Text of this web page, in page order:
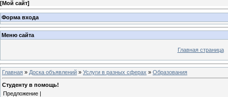
[Мой сайт]
Форма входа
Меню сайта
Главная страница
Главная » Доска объявлений » Услуги в разных сферах » Образования
Студенту в помощь!
Предложение |